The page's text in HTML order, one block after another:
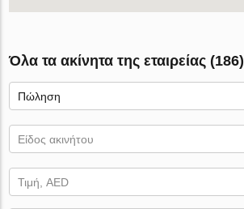
Όλα τα ακίνητα της εταιρείας (186)
Πώληση
Είδος ακινήτου
Τιμή, AED